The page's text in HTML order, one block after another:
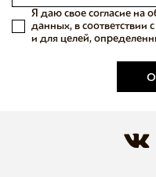
Я даю свое согласие на
данных, в
и для целей,